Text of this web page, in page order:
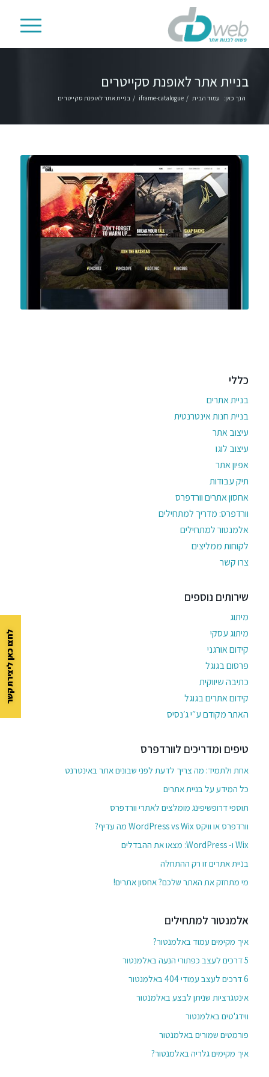
בניית אתר לאופנת סקייטרים
הנך כאן: עמוד הבית /
iframe-catalogue
/ בניית אתר לאופנת סקייטרים
כללי
בניית אתרים
בניית חנות אינטרנטית
עיצוב אתר
עיצוב לוגו
אפיון אתר
תיק עבודות
אחסון אתרים וורדפרס
וורדפרס: מדריך למתחילים
אלמנטור למתחילים
לקוחות ממליצים
צרו קשר
שירותים נוספים
מיתוג
מיתוג עסקי
קידום אורגני
פרסום בגוגל
כתיבה שיווקית
קידום אתרים בגוגל
האתר מקודם ע״י ג׳נסיס
טיפים ומדריכים לוורדפרס
אחת ולתמיד: מה צריך לדעת לפני שבונים אתר באינטרנט
כל המידע על בניית אתרים
תוספי דרופשיפינג מומלצים לאתרי וורדפרס
וורדפרס או וויקס WordPress vs Wix מה עדיף?
Wix ו- WordPress: מצאו את ההבדלים
בניית אתרים זו רק ההתחלה
מי מתחזק את האתר שלכם? אחסון אתרים!
אלמנטור למתחילים
איך מקימים עמוד באלמנטור?
5 דרכים לעצב כפתורי הנעה באלמנטור
6 דרכים לעצב עמודי 404 באלמנטור
אינטגרציות שניתן לבצע באלמנטור
ווידג'טים באלמנטור
פורמטים שמורים באלמנטור
איך מקימים גלריה באלמנטור?
לחצו כאן ליצירת קשר